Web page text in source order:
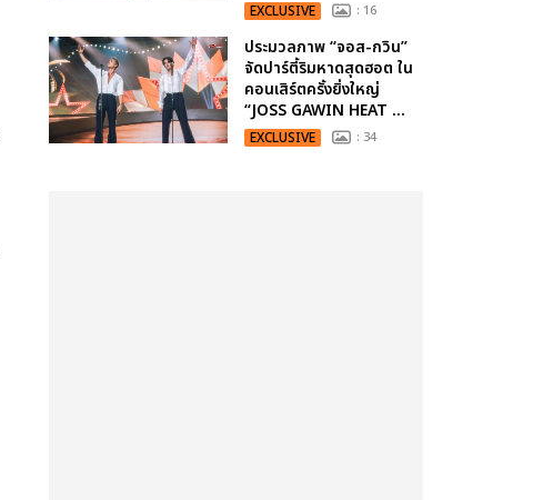
EXCLUSIVE : 16
ประมวลภาพ “จอส-กวิน”
จัดปาร์ตี้ริมหาดสุดฮอต ใน
คอนเสิร์ตครั้งยิ่งใหญ่
“JOSS GAWIN HEAT ...
EXCLUSIVE : 34